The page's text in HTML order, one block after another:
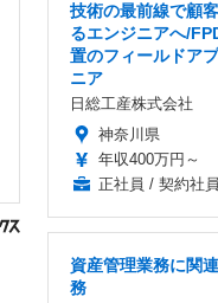
技術の最前線で顧
るエンジニアへ/
置のフィールドア
ニア
日総工産株式会社
神奈川県
年収400万円～
正社員 / 契約社
資産管理業務に関
務